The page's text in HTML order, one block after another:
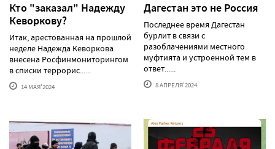
Кто "заказал" Надежду
Кеворкову?
Итак, арестованная на прошлой
неделе Надежда Кеворкова
внесена Росфинмониторингом
в списки террорис......
14 МАЯ'2024
Дагестан это не Россия
Последнее время Дагестан
бурлит в связи с
разоблачениями местного
муфтията и устроенной тем в
ответ......
8 АПРЕЛЯ'2024